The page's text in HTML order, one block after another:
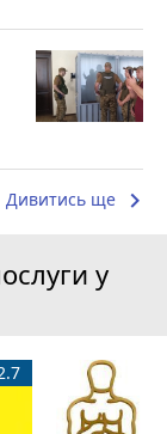
Дивитись ще keyboard_arrow_right
у